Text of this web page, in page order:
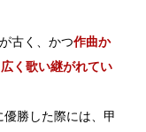
古く、かつ作曲か
く歌い継がれてい
勝した際には、甲